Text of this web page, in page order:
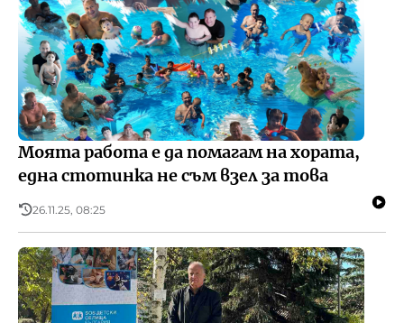
Моята работа е да помагам на хората,
една стотинка не съм взел за това
26.11.25, 08:25